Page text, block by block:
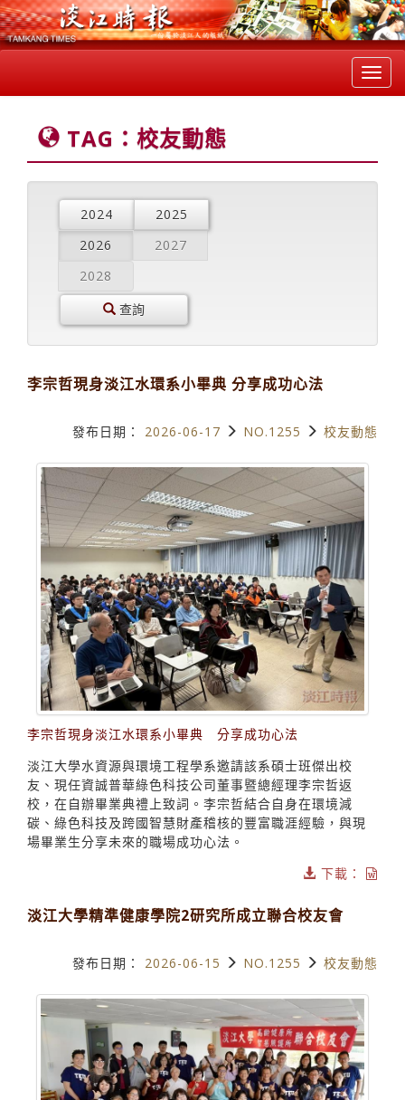
TAG：校友動態
2024
2025
2026
2027
2028
查詢
李宗哲現身淡江水環系小畢典 分享成功心法
發布日期： 2026-06-17 NO.1255 校友動態
李宗哲現身淡江水環系小畢典 分享成功心法
淡江大學水資源與環境工程學系邀請該系碩士班傑出校
友、現任資誠普華綠色科技公司董事暨總經理李宗哲返
校，在自辦畢業典禮上致詞。李宗哲結合自身在環境減
碳、綠色科技及跨國智慧財產稽核的豐富職涯經驗，與現
場畢業生分享未來的職場成功心法。
下載：
淡江大學精準健康學院2研究所成立聯合校友會
發布日期： 2026-06-15 NO.1255 校友動態